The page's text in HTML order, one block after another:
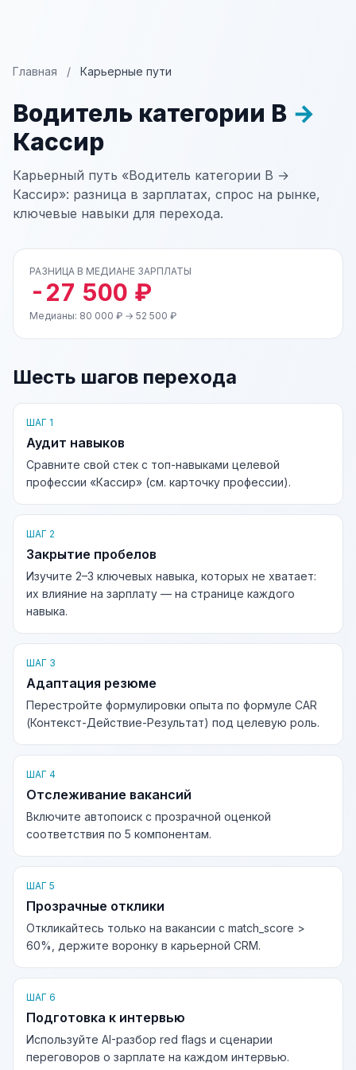
Главная / Карьерные пути
Водитель категории В →
Кассир
Карьерный путь «Водитель категории В →
Кассир»: разница в зарплатах, спрос на рынке,
ключевые навыки для перехода.
РАЗНИЦА В МЕДИАНЕ ЗАРПЛАТЫ
-27 500 ₽
Медианы: 80 000 ₽ → 52 500 ₽
Шесть шагов перехода
ШАГ 1
Аудит навыков
Сравните свой стек с топ-навыками целевой
профессии «Кассир» (см. карточку профессии).
ШАГ 2
Закрытие пробелов
Изучите 2–3 ключевых навыка, которых не хватает:
их влияние на зарплату — на странице каждого
навыка.
ШАГ 3
Адаптация резюме
Перестройте формулировки опыта по формуле CAR
(Контекст-Действие-Результат) под целевую роль.
ШАГ 4
Отслеживание вакансий
Включите автопоиск с прозрачной оценкой
соответствия по 5 компонентам.
ШАГ 5
Прозрачные отклики
Откликайтесь только на вакансии с match_score >
60%, держите воронку в карьерной CRM.
ШАГ 6
Подготовка к интервью
Используйте AI-разбор red flags и сценарии
переговоров о зарплате на каждом интервью.